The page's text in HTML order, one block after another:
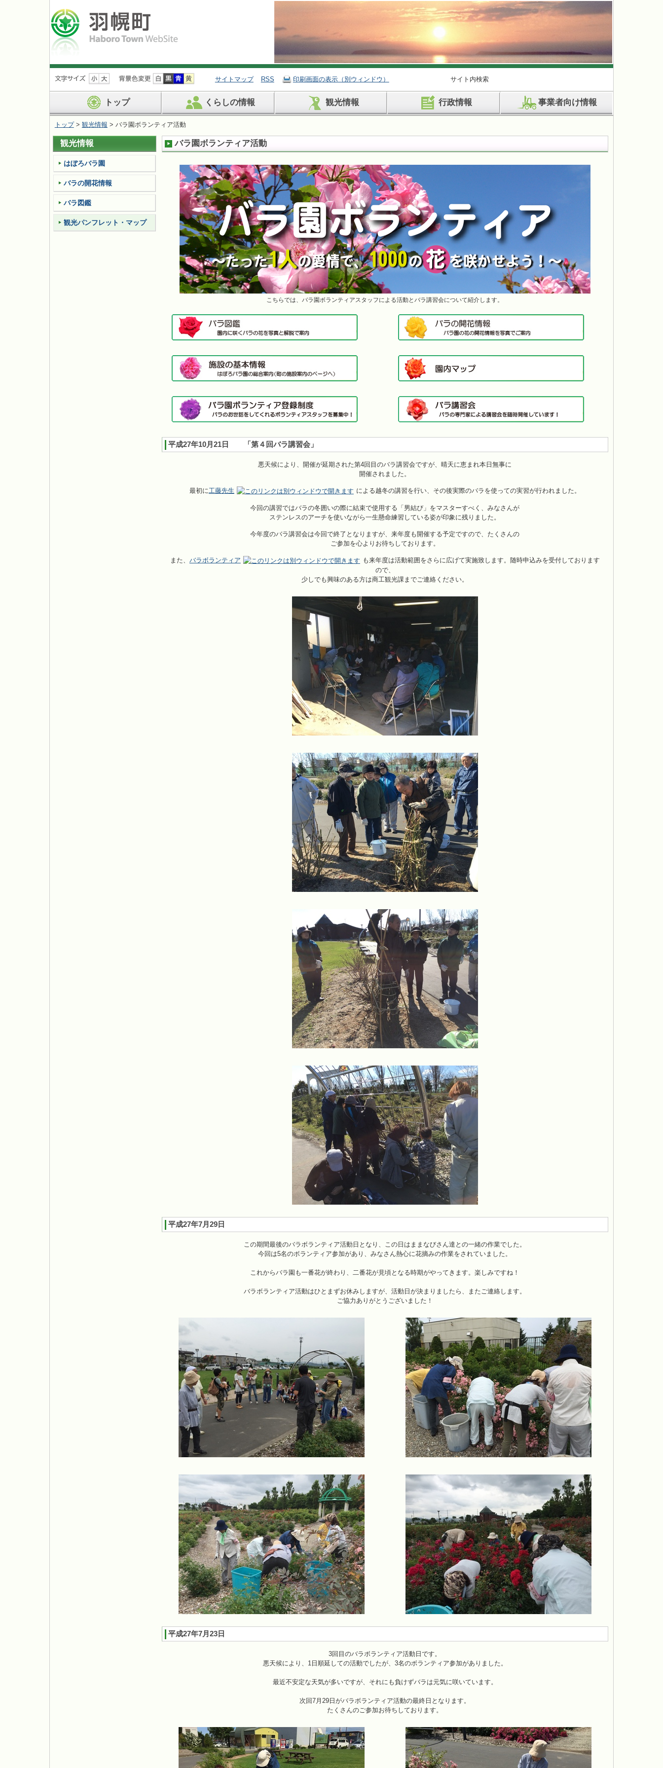
ナ
ビ
ョ
ン
を
飛
ば
す
サイトマップ RSS 印刷画面の表示（別ウィンドウ） サイト内検索
トップ くらしの情報 観光情報 行政情報 事業者向け情報
トップ> 観光情報 > バラ園ボランティア活動
バラ園ボランティア活動
こちらでは、バラ園ボランティアスタッフによる活動とバラ講習会について紹介します。
平成27年10月21日 「第４回バラ講習会」
悪天候により、開催が延期された第4回目のバラ講習会ですが、晴天に恵まれ本日無事に
開催されました。
最初に工藤先生 による越冬の講習を行い、その後実際のバラを使っての実習が行われました。
今回の講習ではバラの冬囲いの際に結束で使用する「男結び」をマスターすべく、みなさんが
ステンレスのアーチを使いながら一生懸命練習している姿が印象に残りました。
今年度のバラ講習会は今回で終了となりますが、来年度も開催する予定ですので、たくさんの
ご参加を心よりお待ちしております。
また、 バラボランティア
も来年度は活動範囲をさらに広げて実施致します。随時申込みを受付しております
ので、
少しでも興味のある方は商工観光課までご連絡ください。
平成27年7月29日
この期間最後のバラボランティア活動日となり、この日はままなびさん達との一緒の作業でした。
今回は5名のボランティア参加があり、みなさん熱心に花摘みの作業をされていました。
これからバラ園も一番花が終わり、二番花が見頃となる時期がやってきます。楽しみですね！
バラボランティア活動はひとまずお休みしますが、活動日が決まりましたら、またご連絡します。
ご協力ありがとうございました！
平成27年7月23日
3回目のバラボランティア活動日です。
悪天候により、1日順延しての活動でしたが、3名のボランティア参加がありました。
最近不安定な天気が多いですが、それにも負けずバラは元気に咲いています。
次回7月29日がバラボランティア活動の最終日となります。
たくさんのご参加お待ちしております。
観光情報
はぼろバラ園
バラの開花情報
バラ図鑑
観光パンフレット・マップ